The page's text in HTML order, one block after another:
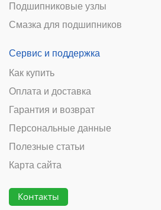
Подшипниковые узлы
Смазка для подшипников
Сервис и поддержка
Как купить
Оплата и доставка
Гарантия и возврат
Персональные данные
Полезные статьи
Карта сайта
Контакты